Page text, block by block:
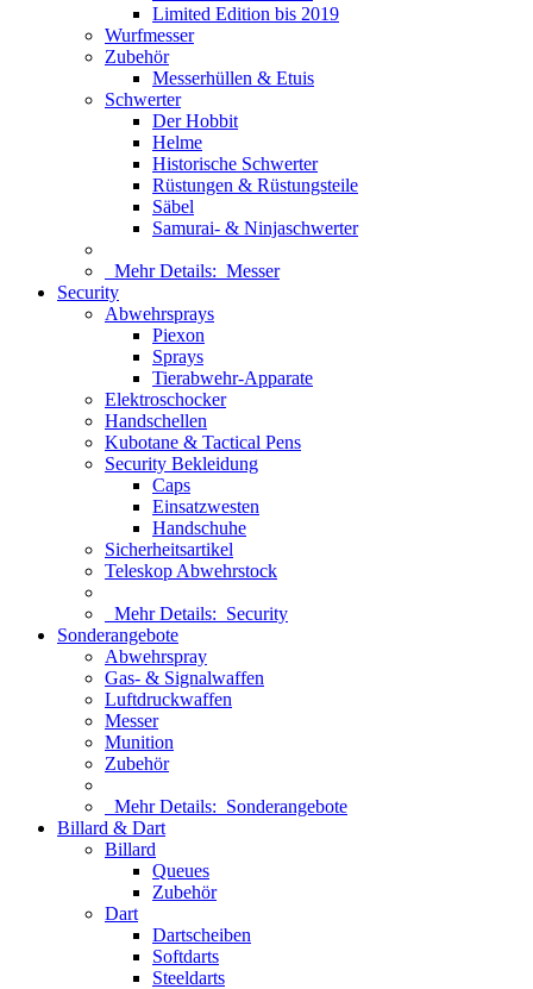
Limited Edition bis 2019
Wurfmesser
Zubehör
Messerhüllen & Etuis
Schwerter
Der Hobbit
Helme
Historische Schwerter
Rüstungen & Rüstungsteile
Säbel
Samurai- & Ninjaschwerter
Mehr Details: Messer
Security
Abwehrsprays
Piexon
Sprays
Tierabwehr-Apparate
Elektroschocker
Handschellen
Kubotane & Tactical Pens
Security Bekleidung
Caps
Einsatzwesten
Handschuhe
Sicherheitsartikel
Teleskop Abwehrstock
Mehr Details: Security
Sonderangebote
Abwehrspray
Gas- & Signalwaffen
Luftdruckwaffen
Messer
Munition
Zubehör
Mehr Details: Sonderangebote
Billard & Dart
Billard
Queues
Zubehör
Dart
Dartscheiben
Softdarts
Steeldarts